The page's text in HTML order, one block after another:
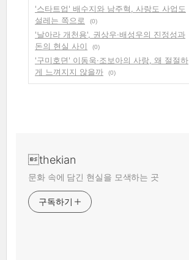
'스타트업' 배수지와 남주혁, 사랑도 사업도
설레는 쪽으로
(0)
'날아라 개천용', 권상우·배성우의 진정성과
돈의 현실 사이
(0)
'구미호뎐' 이동욱·조보아의 사랑, 왜 절절하
게 느껴지지 않을까
(0)
thekian
문화 속에 담긴 현실을 모색하는 곳
구독하기